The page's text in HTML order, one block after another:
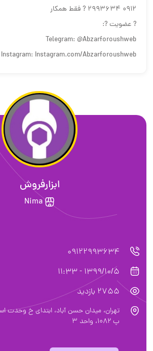
0912 2993634 ? فقط همکار
? عضویت ?:
Telegram: @Abzarforoushweb
Instagram: Instagram.com/Abzarforoushweb
ابزارفروش
Nima
09122993634
1399/10/5 - 11:33
2755 بازدید
تهران، میدان حسن آباد، ابتدای خ وحدت
پ ۱۰۸۲، واحد ۳